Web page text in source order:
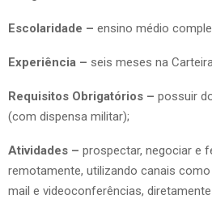
Escolaridade – ensino médio
Experiência – seis meses na
Requisitos Obrigatórios – possuir
(com dispensa militar);
Atividades – prospectar, negociar e
remotamente, utilizando canais
mail e videoconferências,